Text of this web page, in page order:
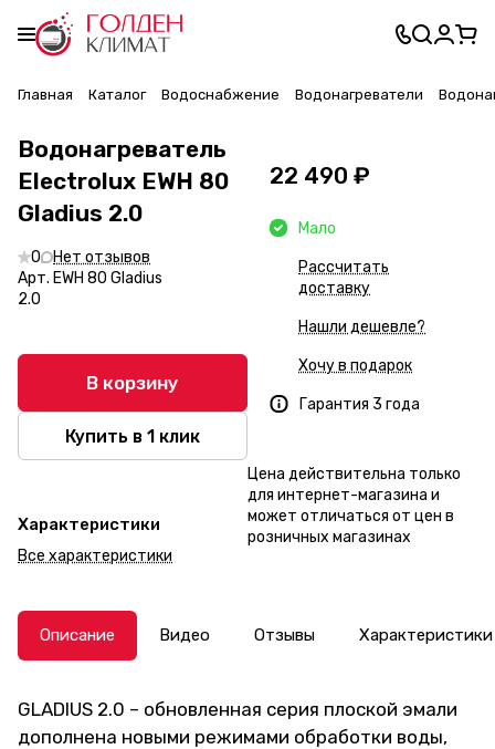
Главная Каталог Водоснабжение Водонагреватели
Водонагреватель
Electrolux EWH 80
Gladius 2.0
0
Нет отзывов
Арт. EWH 80 Gladius
2.0
В корзину
Купить в 1 клик
Характеристики
Все характеристики
22 490 ₽
Мало
Рассчитать
доставку
Нашли дешевле?
Хочу в подарок
Гарантия 3 года
Цена действительна только
для интернет-магазина и
может отличаться от цен в
розничных магазинах
Описание Видео Отзывы Характеристики
GLADIUS 2.0 – обновленная серия плоской эмали
дополнена новыми режимами обработки воды,